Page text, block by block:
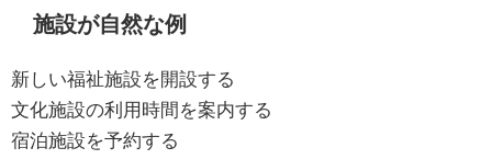
施設が自然な例
新しい福祉施設を開設する
文化施設の利用時間を案内する
宿泊施設を予約する